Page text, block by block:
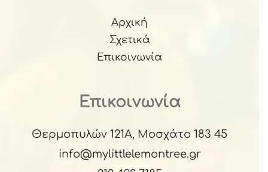
Αρχική
Σχετικά
Επικοινωνία
Επικοινωνία
Θερμοπυλών 121Α, Μοσχάτο 183 45
info@mylittlelemontree.gr